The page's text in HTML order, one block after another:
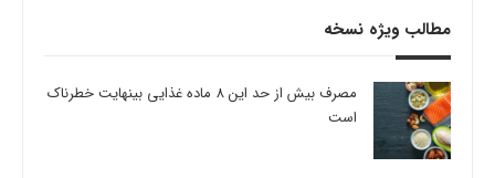
مطالب ویژه نسخه
مصرف بیش از حد این 8 ماده غذایی بینهایت خطرناک
است